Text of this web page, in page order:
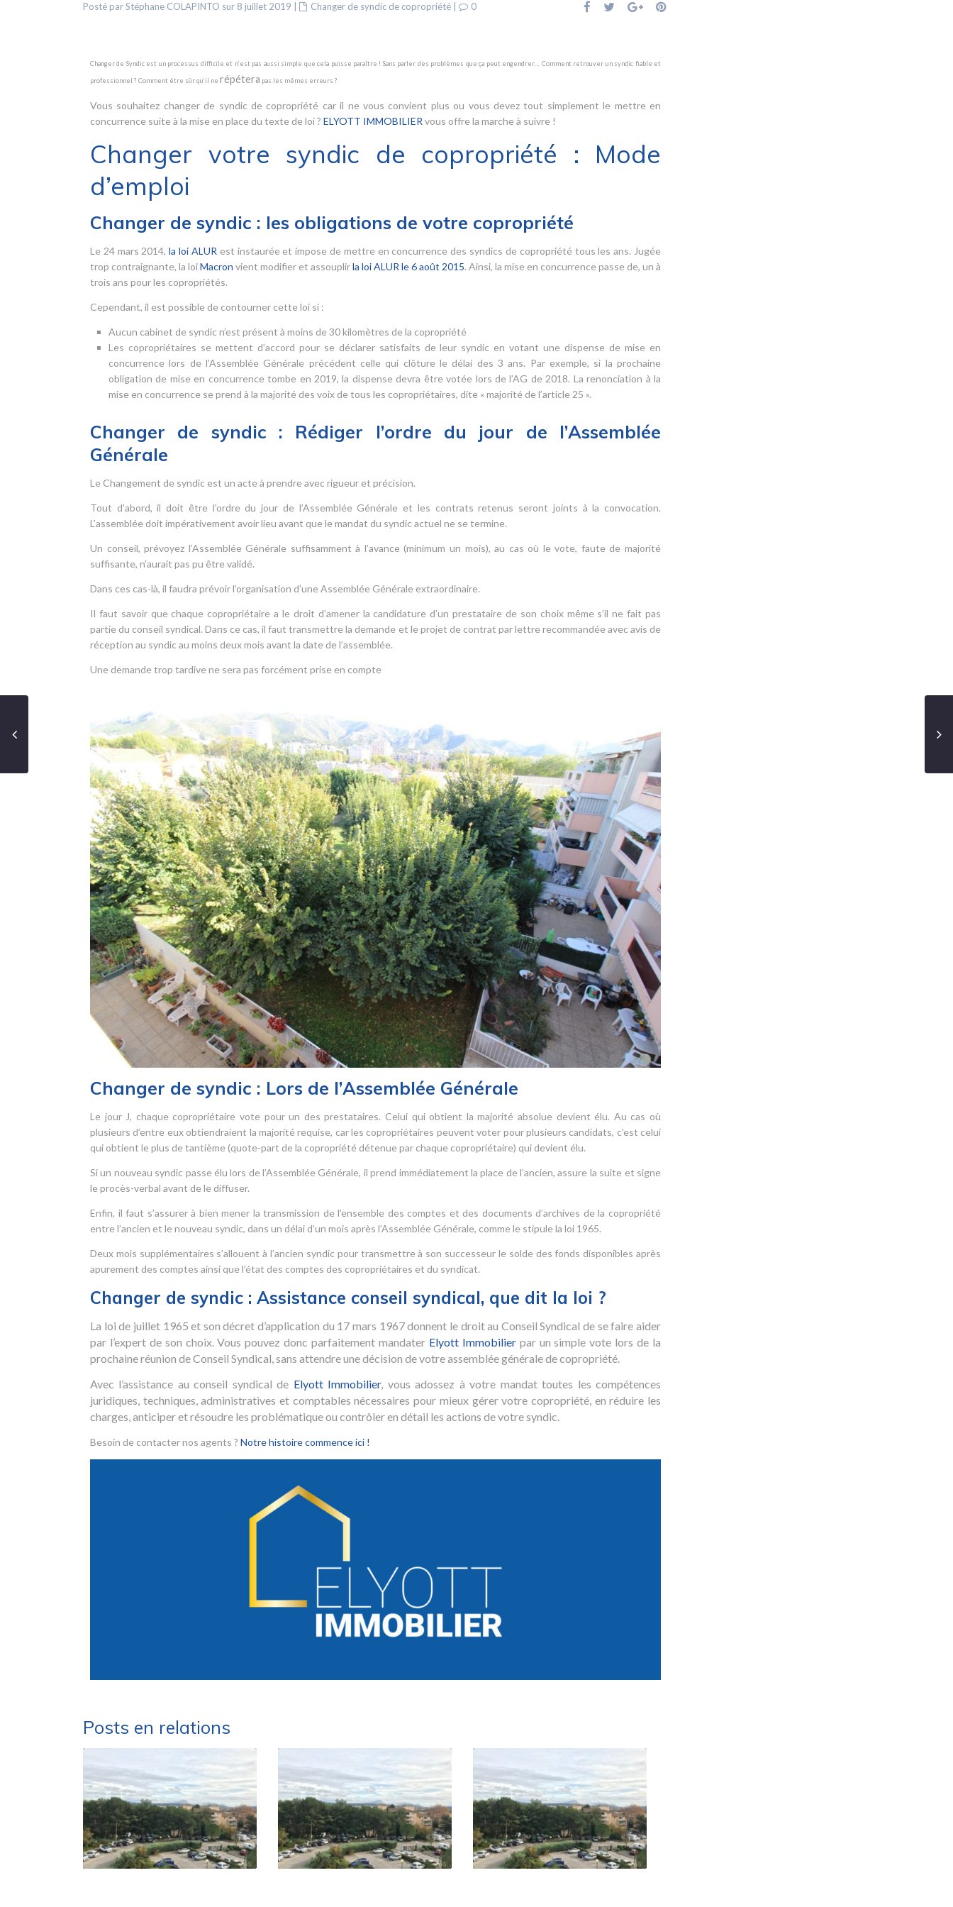
Posté par Stéphane COLAPINTO sur 8 juillet 2019 Changer de syndic de copropriété 0
Changer de Syndic est un processus difficile et n’est pas aussi simple que cela puisse paraître ! Sans parler des problèmes que ça peut engendrer… Comment retrouver un syndic fiable et
professionnel ? Comment être sûr qu’il ne répétera pas les mêmes erreurs ?
Vous souhaitez changer de syndic de copropriété car il ne vous convient plus ou vous devez tout simplement le mettre en
concurrence suite à la mise en place du texte de loi ? ELYOTT IMMOBILIER vous offre la marche à suivre !
Changer votre syndic de copropriété : Mode
d’emploi
Changer de syndic : les obligations de votre copropriété
Le 24 mars 2014,la loi ALUR est instaurée et impose de mettre en concurrence des syndics de copropriété tous les ans. Jugée
trop contraignante, la loiMacron vient modifier et assouplirla loi ALUR le 6 août 2015. Ainsi, la mise en concurrence passe de, un à
trois ans pour les copropriétés.
Cependant, il est possible de contourner cette loi si :
Aucun cabinet de syndic n’est présent à moins de 30 kilomètres de la copropriété
Les copropriétaires se mettent d’accord pour se déclarer satisfaits de leur syndic en votant une dispense de mise en
concurrence lors de l’Assemblée Générale précédent celle qui clôture le délai des 3 ans. Par exemple, si la prochaine
obligation de mise en concurrence tombe en 2019, la dispense devra être votée lors de l’AG de 2018. La renonciation à la
mise en concurrence se prend à la majorité des voix de tous les copropriétaires, dite « majorité de l’article 25 ».
Changer de syndic : Rédiger l’ordre du jour de l’Assemblée
Générale
Le Changement de syndic est un acte à prendre avec rigueur et précision.
Tout d’abord, il doit être l’ordre du jour de l’Assemblée Générale et les contrats retenus seront joints à la convocation.
L’assemblée doit impérativement avoir lieu avant que le mandat du syndic actuel ne se termine.
Un conseil, prévoyez l’Assemblée Générale suffisamment à l’avance (minimum un mois), au cas où le vote, faute de majorité
suffisante, n’aurait pas pu être validé.
Dans ces cas-là, il faudra prévoir l’organisation d’une Assemblée Générale extraordinaire.
Il faut savoir que chaque copropriétaire a le droit d’amener la candidature d’un prestataire de son choix même s’il ne fait pas
partie du conseil syndical. Dans ce cas, il faut transmettre la demande et le projet de contrat par lettre recommandée avec avis de
réception au syndic au moins deux mois avant la date de l’assemblée.
Une demande trop tardive ne sera pas forcément prise en compte
Changer de syndic : Lors de l’Assemblée Générale
Le jour J, chaque copropriétaire vote pour un des prestataires. Celui qui obtient la majorité absolue devient élu. Au cas où
plusieurs d’entre eux obtiendraient la majorité requise, car les copropriétaires peuvent voter pour plusieurs candidats, c’est celui
qui obtient le plus de tantième (quote-part de la copropriété détenue par chaque copropriétaire) qui devient élu.
Si un nouveau syndic passe élu lors de l’Assemblée Générale, il prend immédiatement la place de l’ancien, assure la suite et signe
le procès-verbal avant de le diffuser.
Enfin, il faut s’assurer à bien mener la transmission de l’ensemble des comptes et des documents d’archives de la copropriété
entre l’ancien et le nouveau syndic, dans un délai d’un mois après l’Assemblée Générale, comme le stipule la loi 1965.
Deux mois supplémentaires s’allouent à l’ancien syndic pour transmettre à son successeur le solde des fonds disponibles après
apurement des comptes ainsi que l’état des comptes des copropriétaires et du syndicat.
Changer de syndic : Assistance conseil syndical, que dit la loi ?
La loi de juillet 1965 et son décret d’application du 17 mars 1967 donnent le droit au Conseil Syndical de se faire aider
par l’expert de son choix. Vous pouvez donc parfaitement mandater Elyott Immobilierpar un simple vote lors de la
prochaine réunion de Conseil Syndical, sans attendre une décision de votre assemblée générale de copropriété.
Avec l’assistance au conseil syndical de Elyott Immobilier, vous adossez à votre mandat toutes les compétences
juridiques, techniques, administratives et comptables nécessaires pour mieux gérer votre copropriété, en réduire les
charges, anticiper et résoudre les problématique ou contrôler en détail les actions de votre syndic.
Besoin de contacter nos agents ? Notre histoire commence ici !
Posts en relations